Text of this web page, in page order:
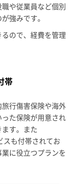
や従業員など個別
強みです。
ので、経費を管理
帯
行傷害保険や海外
た保険が用意され
す。また
スも付帯されてお
に役立つプランを